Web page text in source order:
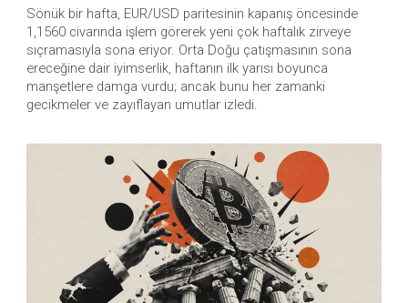
Sönük bir hafta, EUR/USD paritesinin kapanış öncesinde
1,1560 civarında işlem görerek yeni çok haftalık zirveye
sıçramasıyla sona eriyor. Orta Doğu çatışmasının sona
ereceğine dair iyimserlik, haftanın ilk yarısı boyunca
manşetlere damga vurdu; ancak bunu her zamanki
gecikmeler ve zayıflayan umutlar izledi.